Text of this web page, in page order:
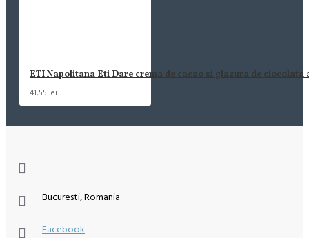
ETI Napolitana Eti Dare crema de cacao si glazura de ciocolata
41,55 lei
Bucuresti, Romania
Facebook